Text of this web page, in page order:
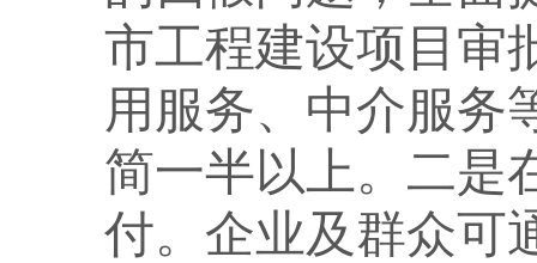
市工程建设项目审
用服务、中介服务
简一半以上。二是
付。企业及群众可